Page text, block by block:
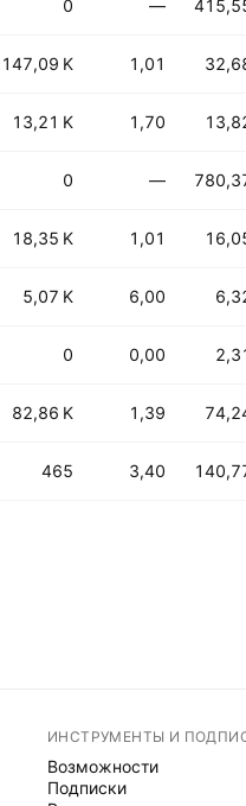
0 —
147,09 K 1,01
13,21 K 1,70
0 —
18,35 K 1,01
5,07 K 6,00
0 0,00
82,86 K 1,39
465 3,40
ИНСТРУМЕНТЫ И
Возможности
Подписки